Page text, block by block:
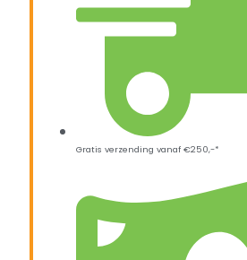
Gratis verzending vanaf €250,-*